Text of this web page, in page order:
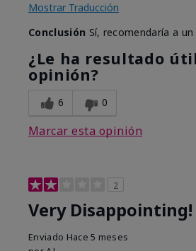
Mostrar Traducción
Conclusión Sí, recomendaría a
¿Le ha resultado
opinión?
6 0
Marcar esta opinión
2
Very Disappointing!
Enviado Hace 5 meses